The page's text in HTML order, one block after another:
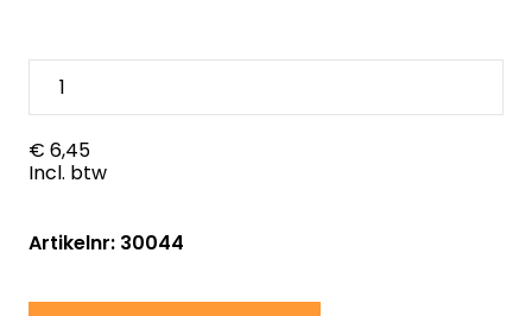
€ 6,45
Incl. btw
Artikelnr: 30044